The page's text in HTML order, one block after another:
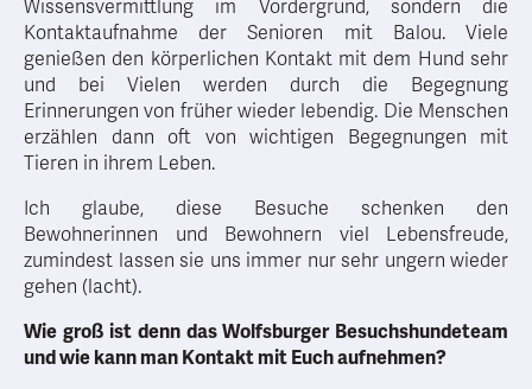
Wissensvermittlung im Vordergrund, sondern die
Kontaktaufnahme der Senioren mit Balou. Viele
genießen den körperlichen Kontakt mit dem Hund sehr
und bei Vielen werden durch die Begegnung
Erinnerungen von früher wieder lebendig. Die Menschen
erzählen dann oft von wichtigen Begegnungen mit
Tieren in ihrem Leben.
Ich glaube, diese Besuche schenken den
Bewohnerinnen und Bewohnern viel Lebensfreude,
zumindest lassen sie uns immer nur sehr ungern wieder
gehen (lacht).
Wie groß ist denn das Wolfsburger Besuchshundeteam
und wie kann man Kontakt mit Euch aufnehmen?